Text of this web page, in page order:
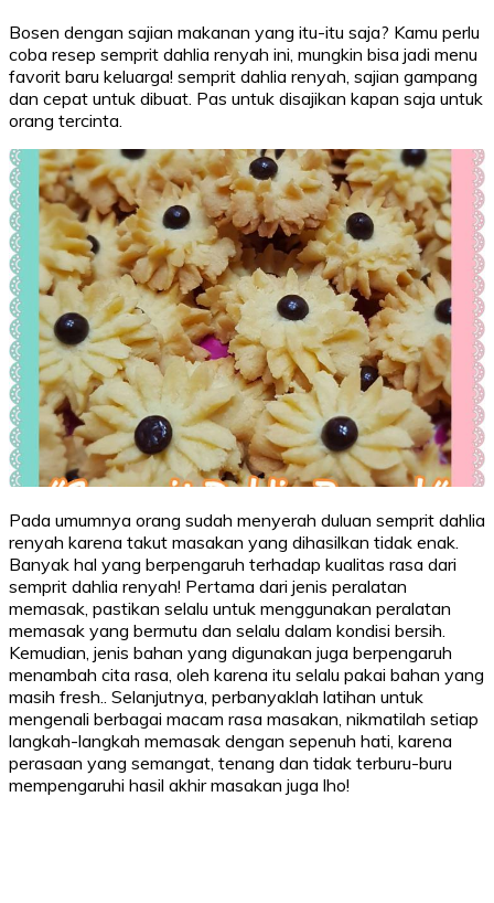
Bosen dengan sajian makanan yang itu-itu saja? Kamu perlu
coba resep semprit dahlia renyah ini, mungkin bisa jadi menu
favorit baru keluarga! semprit dahlia renyah, sajian gampang
dan cepat untuk dibuat. Pas untuk disajikan kapan saja untuk
orang tercinta.
Pada umumnya orang sudah menyerah duluan semprit dahlia
renyah karena takut masakan yang dihasilkan tidak enak.
Banyak hal yang berpengaruh terhadap kualitas rasa dari
semprit dahlia renyah! Pertama dari jenis peralatan
memasak, pastikan selalu untuk menggunakan peralatan
memasak yang bermutu dan selalu dalam kondisi bersih.
Kemudian, jenis bahan yang digunakan juga berpengaruh
menambah cita rasa, oleh karena itu selalu pakai bahan yang
masih fresh.. Selanjutnya, perbanyaklah latihan untuk
mengenali berbagai macam rasa masakan, nikmatilah setiap
langkah-langkah memasak dengan sepenuh hati, karena
perasaan yang semangat, tenang dan tidak terburu-buru
mempengaruhi hasil akhir masakan juga lho!